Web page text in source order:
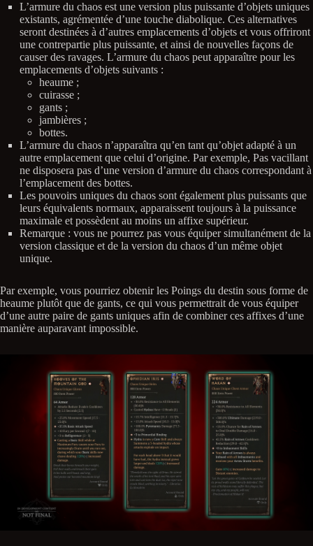
L’armure du chaos est une version plus puissante d’objets uniques
existants, agrémentée d’une touche diabolique. Ces alternatives
seront destinées à d’autres emplacements d’objets et vous offriront
une contrepartie plus puissante, et ainsi de nouvelles façons de
causer des ravages. L’armure du chaos peut apparaître pour les
emplacements d’objets suivants :
heaume ;
cuirasse ;
gants ;
jambières ;
bottes.
L’armure du chaos n’apparaîtra qu’en tant qu’objet adapté à un
autre emplacement que celui d’origine. Par exemple, Pas vacillant
ne disposera pas d’une version d’armure du chaos correspondant à
l’emplacement des bottes.
Les pouvoirs uniques du chaos sont également plus puissants que
leurs équivalents normaux, apparaissent toujours à la puissance
maximale et possèdent au moins un affixe supérieur.
Remarque : vous ne pourrez pas vous équiper simultanément de la
version classique et de la version du chaos d’un même objet
unique.
Par exemple, vous pourriez obtenir les Poings du destin sous forme de
heaume plutôt que de gants, ce qui vous permettrait de vous équiper
d’une autre paire de gants uniques afin de combiner ces affixes d’une
manière auparavant impossible.